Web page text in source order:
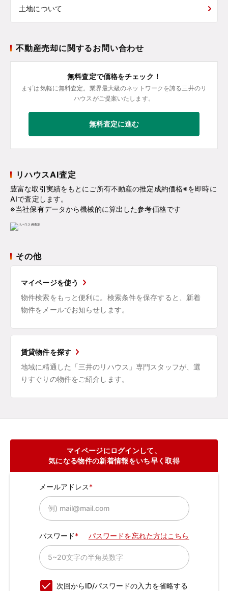
土地について
不動産売却に関するお問い合わせ
無料査定で価格をチェック！
まずは気軽に無料査定。業界最大級のネットワークを誇る三井のリ
ハウスがご提案いたします。
無料査定に進む
リハウスAI査定
豊富な取引実績をもとにご所有不動産の推定成約価格※を即時に
AIで査定します。
※当社保有データから機械的に算出した参考価格です
その他
マイページを使う
物件検索をもっと便利に。検索条件を保存すると、新着
物件をメールでお知らせします。
賃貸物件を探す
地域に精通した「三井のリハウス」専門スタッフが、選
りすぐりの物件をご紹介します。
マイページにログインして、
気になる物件の新着情報をいち早く取得
メールアドレス
パスワード パスワードを忘れた方はこちら
次回からID/パスワードの入力を省略する